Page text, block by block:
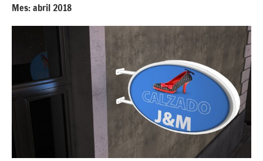
Mes:abril 2018